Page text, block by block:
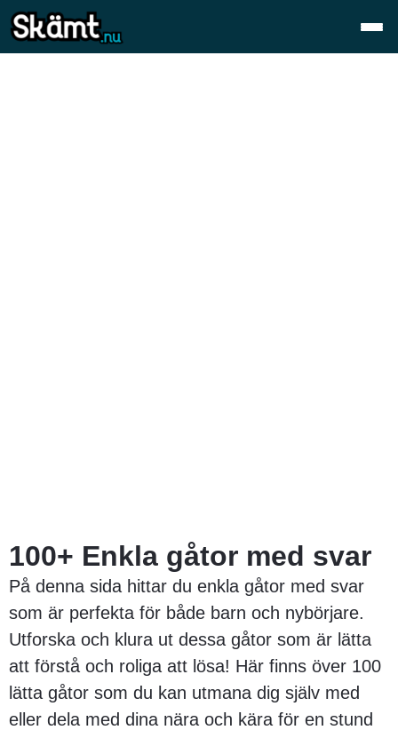
100+ Enkla gåtor med svar
På denna sida hittar du enkla gåtor med svar
som är perfekta för både barn och nybörjare.
Utforska och klura ut dessa gåtor som är lätta
att förstå och roliga att lösa! Här finns över 100
lätta gåtor som du kan utmana dig själv med
eller dela med dina nära och kära för en stund